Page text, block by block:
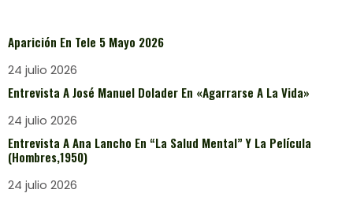
Aparición En Tele 5 Mayo 2026
24 julio 2026
Entrevista A José Manuel Dolader En «Agarrarse A La Vida»
24 julio 2026
Entrevista A Ana Lancho En “La Salud Mental” Y La Película
(Hombres,1950)
24 julio 2026